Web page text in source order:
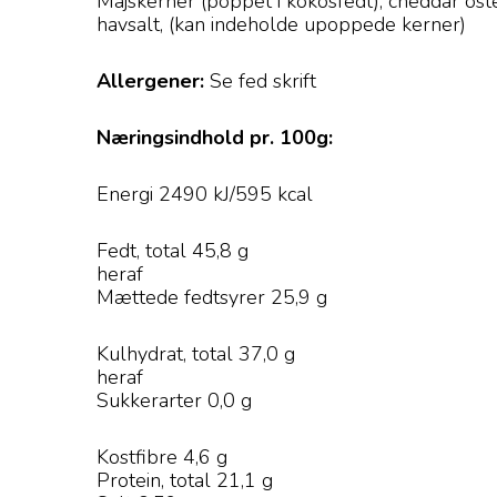
havsalt, (kan indeholde upoppede kerner)
Allergener: Se fed skrift
Næringsindhold pr. 100g:
Energi 2490 kJ/595 kcal
Fedt, total 45,8 g
heraf
Mættede fedtsyrer 25,9 g
Kulhydrat, total 37,0 g
heraf
Sukkerarter 0,0 g
Kostfibre 4,6 g
Protein, total 21,1 g